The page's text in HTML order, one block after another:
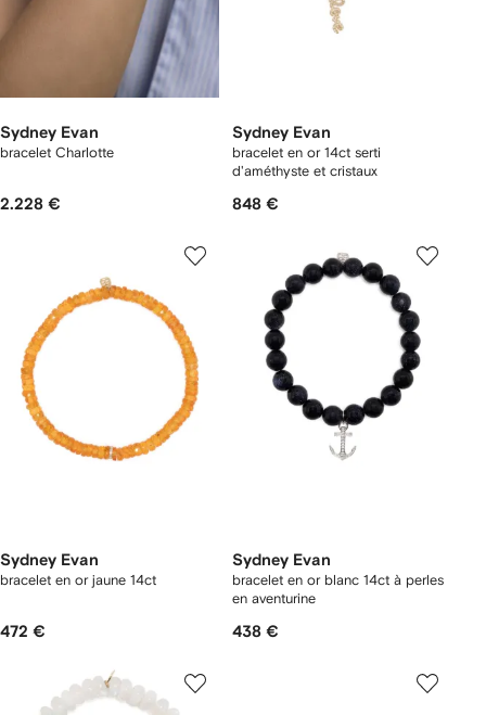
Sydney Evan
bracelet Charlotte
2.228 €
Sydney Evan
bracelet en or 14ct serti
d'améthyste et cristaux
848 €
Sydney Evan
bracelet en or jaune 14ct
472 €
Sydney Evan
bracelet en or blanc 14ct à perles
en aventurine
438 €